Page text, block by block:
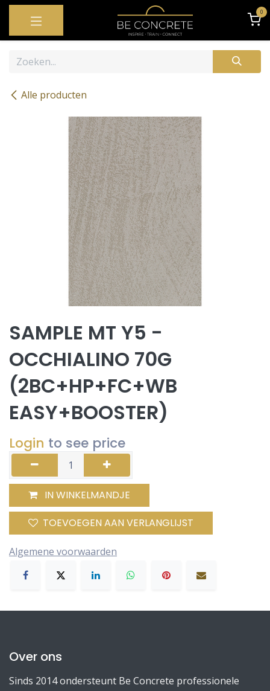
OVERSLAAN NAAR INHOUD 0
Alle producten
SAMPLE MT Y5 -
OCCHIALINO 70G
(2BC+HP+FC+WB
EASY+BOOSTER)
Login to see price
IN WINKELMANDJE
TOEVOEGEN AAN VERLANGLIJST
Algemene voorwaarden
Over ons
Sinds 2014 ondersteunt Be Concrete professionele